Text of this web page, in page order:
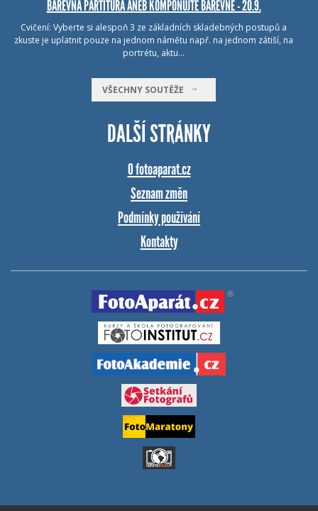
BAREVNÁ PARTITURA ANEB KOMPONUJTE BAREVNĚ - 20.9.
Cvičení: Vyberte si alespoň 3 ze základních skladebných postupů a
zkuste je uplatnit pouze na jednom námětu např. na jednom zátiší, na
portrétu, aktu…
VŠECHNY SOUTĚŽE
DALŠÍ STRÁNKY
O fotoaparat.cz
Seznam změn
Podmínky používání
Kontakty